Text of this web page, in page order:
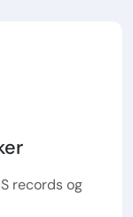
records og